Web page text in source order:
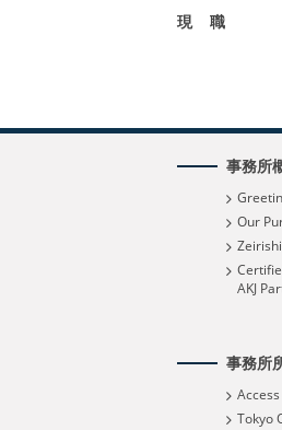
現 職
事務所
Our
AKJ
事務所
Access
Tokyo